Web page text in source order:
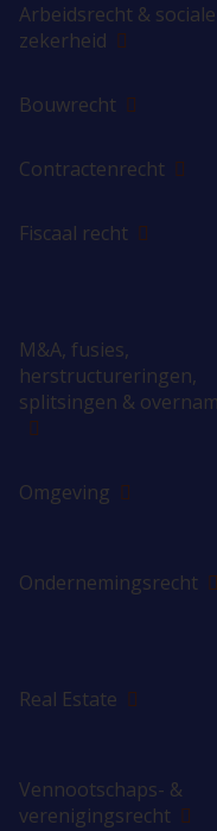
Arbeidsrecht & sociale
zekerheid
Bouwrecht
Contractenrecht
Fiscaal recht
M&A, fusies,
herstructureringen,
splitsingen &
Omgeving
Ondernemingsrecht
Real Estate
Vennootschaps- &
verenigingsrecht